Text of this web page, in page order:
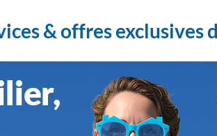
& offres exclusives